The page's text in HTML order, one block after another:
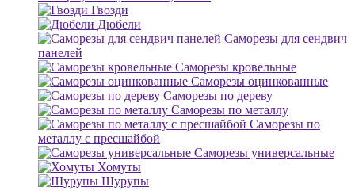
Гвозди
Дюбели
Саморезы для сендвич
панелей
Саморезы кровельные
Саморезы оцинкованные
Саморезы по дереву
Саморезы по металлу
Саморезы по
металлу с пресшайбой
Саморезы универсальные
Хомуты
Шурупы